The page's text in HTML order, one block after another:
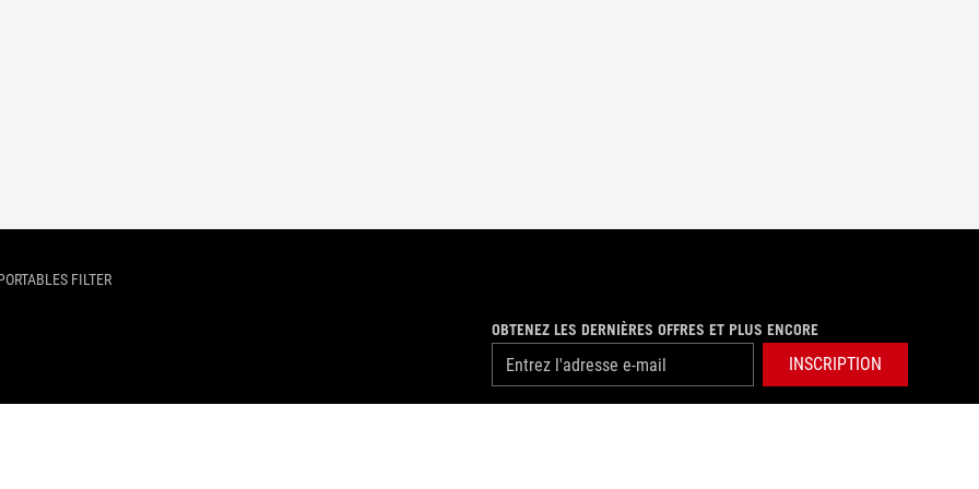
FILTER
OBTENEZ LES DERNIÈRES OFFRES ET PLUS ENCORE
INSCRIPTION